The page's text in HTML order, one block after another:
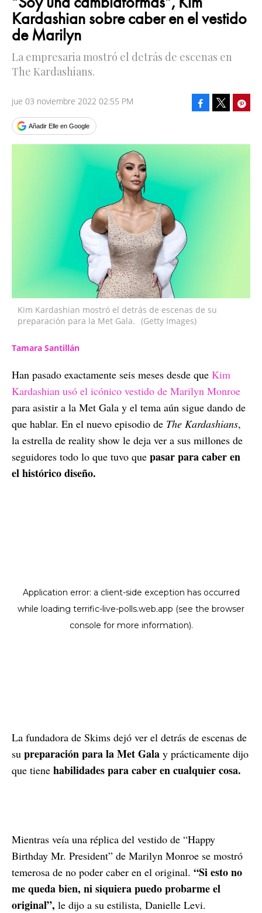
Kardashian sobre caber en el vestido
de Marilyn
La empresaria mostró el detrás de escenas en
The Kardashians.
jue 03 noviembre 2022 02:55 PM
Añadir Elle en Google
Facebook
Kim Kardashian mostró el detrás de escenas de su
preparación para la Met Gala. (Getty Images)
Tamara Santillán
Han pasado exactamente seis meses desde que Kim
Kardashian usó el icónico vestido de Marilyn Monroe
para asistir a la Met Gala y el tema aún sigue dando de
que hablar. En el nuevo episodio de The Kardashians,
la estrella de reality show le deja ver a sus millones de
seguidores todo lo que tuvo que pasar para caber en
el histórico diseño.
La fundadora de Skims dejó ver el detrás de escenas de
su preparación para la Met Gala y prácticamente dijo
que tiene habilidades para caber en cualquier cosa.
Mientras veía una réplica del vestido de “Happy
Birthday Mr. President” de Marilyn Monroe se mostró
temerosa de no poder caber en el original. “Si esto no
me queda bien, ni siquiera puedo probarme el
original”, le dijo a su estilista, Danielle Levi.